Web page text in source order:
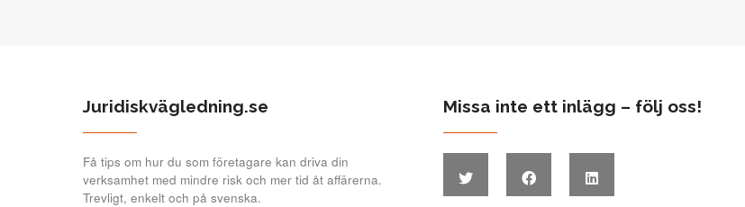
Juridiskvägledning.se
Få tips om hur du som företagare kan driva din
verksamhet med mindre risk och mer tid åt affärerna.
Trevligt, enkelt och på svenska.
Missa inte ett inlägg – följ oss!